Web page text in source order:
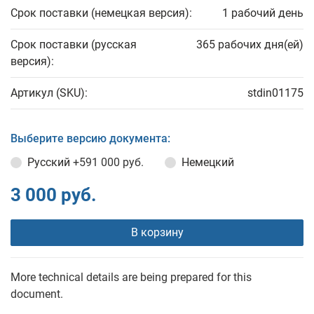
Срок поставки (немецкая версия): 1 рабочий день
Срок поставки (русская
версия):
365 рабочих дня(ей)
Артикул (SKU): stdin01175
Выберите версию документа:
Русский +591 000 руб. Немецкий
3 000 руб.
В корзину
More technical details are being prepared for this
document.